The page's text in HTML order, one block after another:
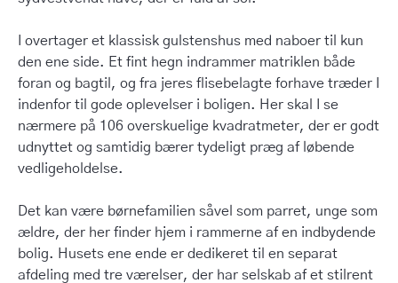
I overtager et klassisk gulstenshus med naboer til kun
den ene side. Et fint hegn indrammer matriklen både
foran og bagtil, og fra jeres flisebelagte forhave træder I
indenfor til gode oplevelser i boligen. Her skal I se
nærmere på 106 overskuelige kvadratmeter, der er godt
udnyttet og samtidig bærer tydeligt præg af løbende
vedligeholdelse.
Det kan være børnefamilien såvel som parret, unge som
ældre, der her finder hjem i rammerne af en indbydende
bolig. Husets ene ende er dedikeret til en separat
afdeling med tre værelser, der har selskab af et stilrent